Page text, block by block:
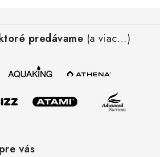
predávame (a viac...)
vás